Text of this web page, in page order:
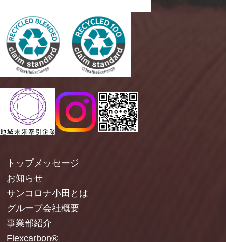
トップメッセージ
お知らせ
サンコロナ小田とは
グループ会社概要
事業部紹介
Flexcarbon®